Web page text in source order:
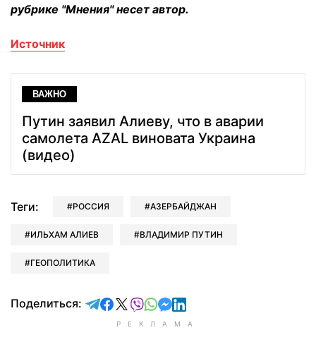
рубрике "Мнения" несет автор.
Источник
ВАЖНО
Путин заявил Алиеву, что в аварии
самолета AZAL виновата Украина
(видео)
Теги: РОССИЯ АЗЕРБАЙДЖАН
ИЛЬХАМ АЛИЕВ ВЛАДИМИР ПУТИН
ГЕОПОЛИТИКА
Поделиться: отправить в Telegram
поделиться в Facebook
поделиться в X
отправить в Viber
отправить в Whatsapp
отправить в Messenger
отправить в LinkedIn